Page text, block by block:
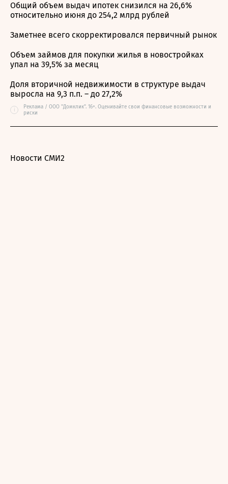
Общий объем выдач ипотек снизился на 26,6%
относительно июня до 254,2 млрд рублей
Заметнее всего скорректировался первичный рынок
Объем займов для покупки жилья в новостройках
упал на 39,5% за месяц
Доля вторичной недвижимости в структуре выдач
выросла на 9,3 п.п. – до 27,2%
i
Реклама / ООО "Домклик". 16+. Оценивайте свои финансовые возможности и
риски
Новости СМИ2